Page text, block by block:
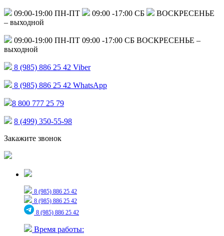
09:00-19:00 ПН-ПТ 09:00 -17:00 СБ
ВОСКРЕСЕНЬЕ
– выходной
09:00-19:00 ПН-ПТ 09:00 -17:00 СБ ВОСКРЕСЕНЬЕ –
выходной
8 (985) 886 25 42 Viber
8 (985) 886 25 42 WhatsApp
8 800 777 25 79
8 (499) 350-55-98
Закажите звонок
8 (985) 886 25 42
8 (985) 886 25 42
8 (985) 886 25 42
Время работы: